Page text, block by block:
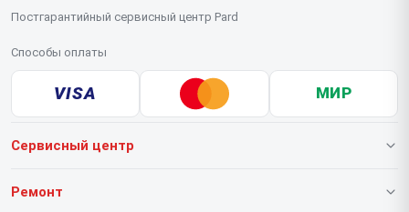
Постгарантийный сервисный центр Pard
Способы оплаты
VISA МИР
Сервисный центр
О нашем сервисе
Ремонт